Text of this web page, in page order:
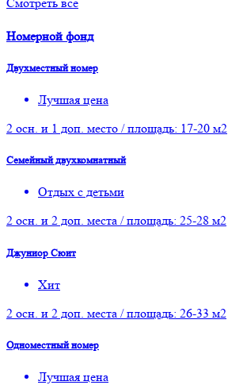
Смотреть все
Номерной фонд
Двухместный номер
Лучшая цена
2 осн. и 1 доп. место / площадь: 17-20 м2
Семейный двухкомнатный
Отдых с детьми
2 осн. и 2 доп. места / площадь: 25-28 м2
Джуниор Сюит
Хит
2 осн. и 2 доп. места / площадь: 26-33 м2
Одноместный номер
Лучшая цена